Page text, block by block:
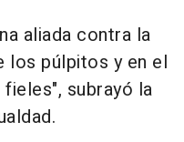
aliada contra la
los púlpitos y en el
subrayó la